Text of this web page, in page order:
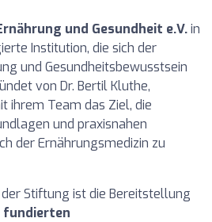
und Gesundheit e.V.in
Institution, die sich der
und Gesundheitsbewusstsein
von Dr. Bertil Kluthe,
ihrem Team das Ziel, die
und praxisnahen
der Ernährungsmedizin zu
Stiftung ist die Bereitstellung
fundierten